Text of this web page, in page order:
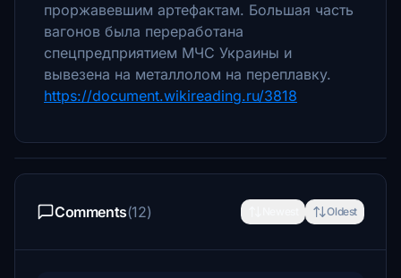
проржавевшим артефактам. Большая часть
вагонов была переработана
спецпредприятием МЧС Украины и
вывезена на металлолом на переплавку.
https://document.wikireading.ru/3818
Comments(12) Oldest